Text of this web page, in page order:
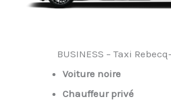
BUSINESS – Taxi
Voiture noire
Chauffeur privé